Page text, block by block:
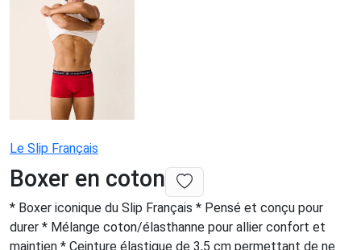
Le Slip Français
Boxer en coton
* Boxer iconique du Slip Français * Pensé et conçu pour
durer * Mélange coton/élasthanne pour allier confort et
maintien * Ceinture élastique de 3,5 cm permettant de ne